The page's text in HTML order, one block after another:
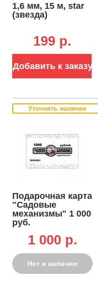
1,6 мм, 15 м, star
(звезда)
199 p.
Добавить к заказу
Уточнять наличие
Подарочная карта
"Садовые
механизмы" 1 000
руб.
1 000 p.
Нет в наличии